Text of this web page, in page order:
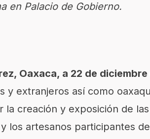
en Palacio de Gobierno.
Oaxaca, a 22 de diciembre
y extranjeros así como
la creación y exposición de
los artesanos participantes